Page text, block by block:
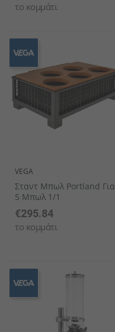
το κομμάτι
VEGA
Σταντ Μπωλ Portland Για
5 Μπωλ 1/1
€295.84
το κομμάτι